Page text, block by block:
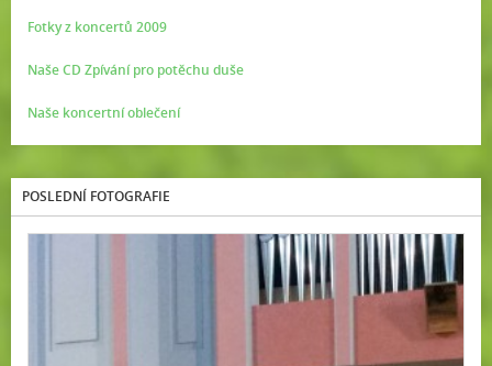
Fotky z koncertů 2009
Naše CD Zpívání pro potěchu duše
Naše koncertní oblečení
POSLEDNÍ FOTOGRAFIE